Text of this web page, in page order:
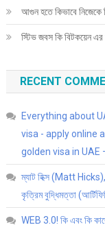
আগুন হতে কিভাবে নিজেকে
স্টিভ জবস কি বিটকয়েন
RECENT
Everything about
visa - apply online
golden visa in
ম্যাট হিক্স (Matt
কৃত্রিম বুদ্ধিমত্তা
WEB 3.0! কি এবং কি